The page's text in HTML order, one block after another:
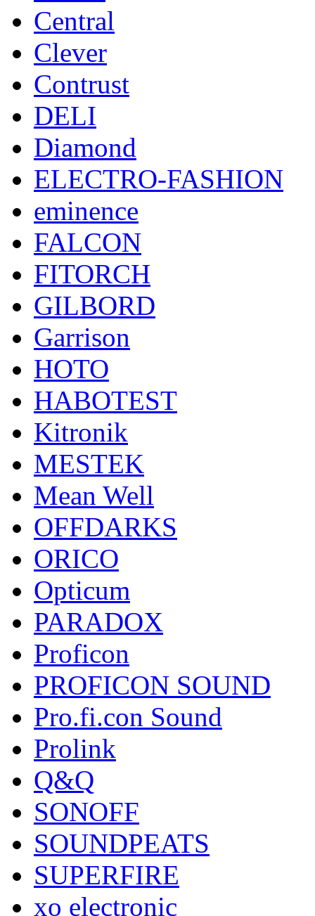
Central
Clever
Contrust
DELI
Diamond
ELECTRO-FASHION
eminence
FALCON
FITORCH
GILBORD
Garrison
HOTO
HABOTEST
Kitronik
MESTEK
Mean Well
OFFDARKS
ORICO
Opticum
PARADOX
Proficon
PROFICON SOUND
Pro.fi.con Sound
Prolink
Q&Q
SONOFF
SOUNDPEATS
SUPERFIRE
xo electronic